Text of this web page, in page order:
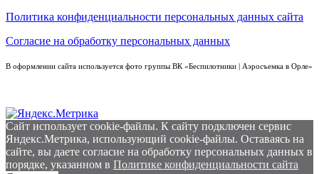
Политика конфиденциальности персональных данных сайта
Согласие на обработку персональных данных
В оформлении сайта используется фото группы ВК «Беспилотники | Аэросъемка в Орле»
Сайт использует cookie-файлы. К cайту подключен сервис
Яндекс.Метрика, использующий cookie-файлы. Оставаясь на
сайте, вы даете согласие на обработку персональных данных в
порядке, указанном в Политике конфиденциальности сайта